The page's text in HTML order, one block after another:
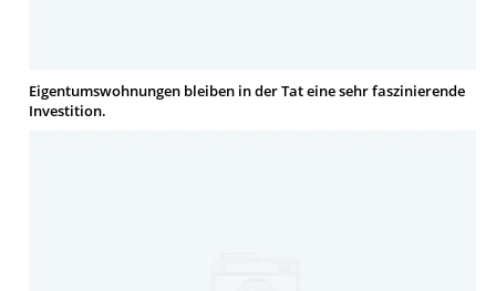
Eigentumswohnungen bleiben in der Tat eine sehr faszinierende
Investition.